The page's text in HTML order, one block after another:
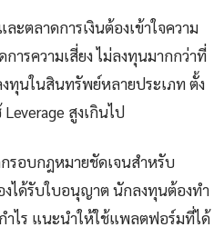
ตลาดการเงินต้องเข้าใจความ
ารความเสี่ยง ไม่ลงทุนมากกว่าที่
ทุนในสินทรัพย์หลายประเภท ตั้ง
สูงเกินไป
รอบกฎหมายชัดเจนสำหรับ
งได้รับใบอนุญาต นักลงทุนต้องทำ
ำไร แนะนำให้ใช้แพลตฟอร์มที่ได้